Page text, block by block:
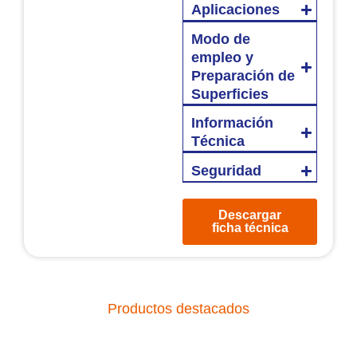
Aplicaciones
Modo de
empleo y
Preparación de
Superficies
Información
Técnica
Seguridad
Descargar
ficha técnica
Productos destacados